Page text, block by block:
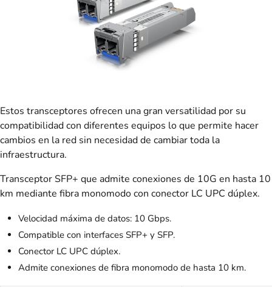
Estos transceptores ofrecen una gran versatilidad por su
compatibilidad con diferentes equipos lo que permite hacer
cambios en la red sin necesidad de cambiar toda la
infraestructura.
Transceptor SFP+ que admite conexiones de 10G en hasta 10
km mediante fibra monomodo con conector LC UPC dúplex.
Velocidad máxima de datos: 10 Gbps.
Compatible con interfaces SFP+ y SFP.
Conector LC UPC dúplex.
Admite conexiones de fibra monomodo de hasta 10 km.